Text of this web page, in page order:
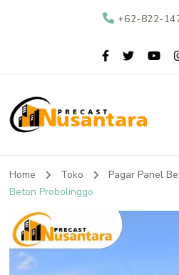
+62-822-
Nusantara
Home Toko Pagar Panel
Beton Probolinggo